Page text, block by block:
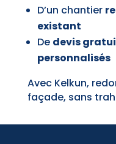
D’un chantier
existant
De devis
personnalisés
Avec Kelkun,
façade, sans